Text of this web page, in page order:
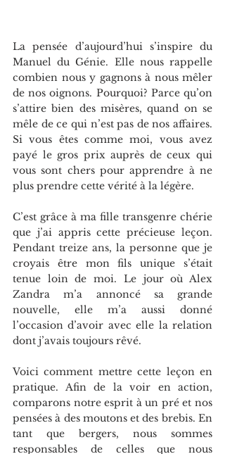
La pensée d’aujourd’hui s’inspire du
Manuel du Génie. Elle nous rappelle
combien nous y gagnons à nous mêler
de nos oignons. Pourquoi? Parce qu’on
s’attire bien des misères, quand on se
mêle de ce qui n’est pas de nos affaires.
Si vous êtes comme moi, vous avez
payé le gros prix auprès de ceux qui
vous sont chers pour apprendre à ne
plus prendre cette vérité à la légère.
C’est grâce à ma fille transgenre chérie
que j’ai appris cette précieuse leçon.
Pendant treize ans, la personne que je
croyais être mon fils unique s’était
tenue loin de moi. Le jour où Alex
Zandra m’a annoncé sa grande
nouvelle, elle m’a aussi donné
l’occasion d’avoir avec elle la relation
dont j’avais toujours rêvé.
Voici comment mettre cette leçon en
pratique. Afin de la voir en action,
comparons notre esprit à un pré et nos
pensées à des moutons et des brebis. En
tant que bergers, nous sommes
responsables de celles que nous